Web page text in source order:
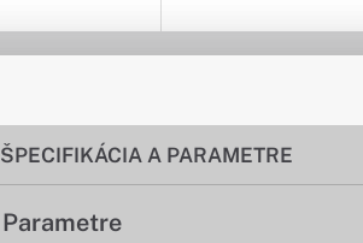
ŠPECIFIKÁCIA A PARAMETRE
Parametre